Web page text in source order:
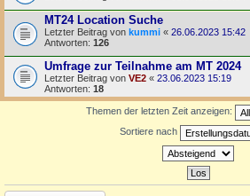
MT24 Location Suche
Letzter Beitrag von kummi « 26.06.2023 15:42
Antworten: 126
Umfrage zur Teilnahme am MT 2024
Letzter Beitrag von VE2 « 23.06.2023 15:19
Antworten: 18
Themen der letzten Zeit anzeigen:
Sortiere nach